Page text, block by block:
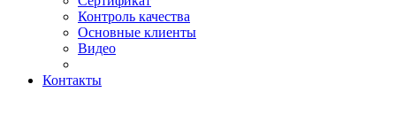
Контроль качества
Основные клиенты
Видео
Контакты